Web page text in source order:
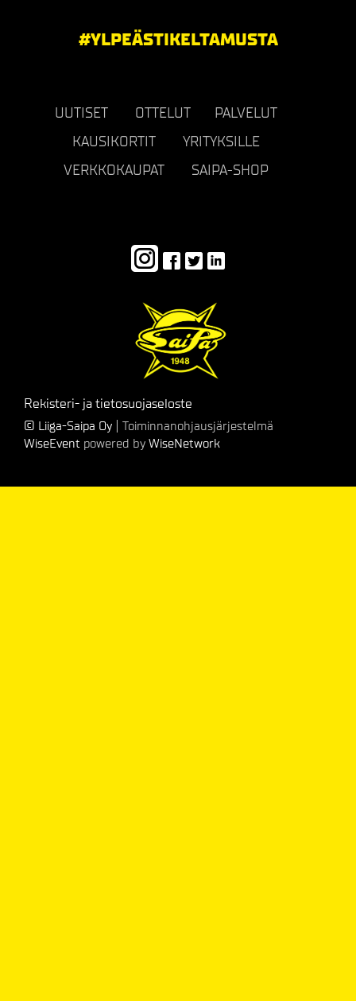
#YLPEÄSTIKELTAMUSTA
UUTISET OTTELUT
PALVELUT
KAUSIKORTIT
YRITYKSILLE
VERKKOKAUPAT
SAIPA-SHOP
Rekisteri- ja tietosuojaseloste
© Liiga-Saipa Oy | Toiminnanohjausjärjestelmä
WiseEvent powered by WiseNetwork